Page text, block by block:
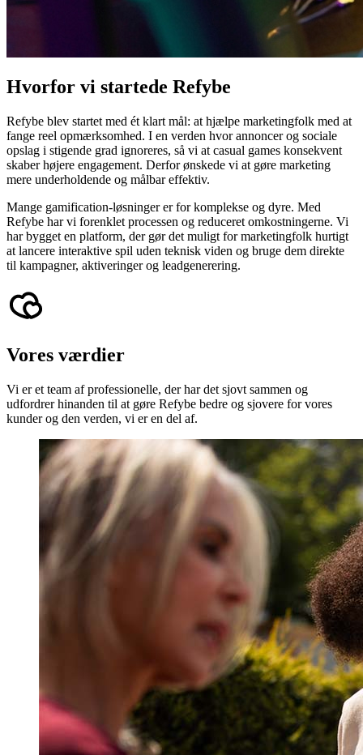
Hvorfor vi startede Refybe
Refybe blev startet med ét klart mål: at hjælpe marketingfolk med at
fange reel opmærksomhed. I en verden hvor annoncer og sociale
opslag i stigende grad ignoreres, så vi at casual games konsekvent
skaber højere engagement. Derfor ønskede vi at gøre marketing
mere underholdende og målbar effektiv.
Mange gamification-løsninger er for komplekse og dyre. Med
Refybe har vi forenklet processen og reduceret omkostningerne. Vi
har bygget en platform, der gør det muligt for marketingfolk hurtigt
at lancere interaktive spil uden teknisk viden og bruge dem direkte
til kampagner, aktiveringer og leadgenerering.
Vores værdier
Vi er et team af professionelle, der har det sjovt sammen og
udfordrer hinanden til at gøre Refybe bedre og sjovere for vores
kunder og den verden, vi er en del af.